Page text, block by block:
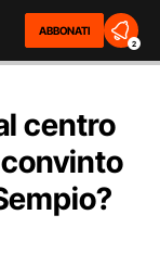
ABBONATI
2
centro